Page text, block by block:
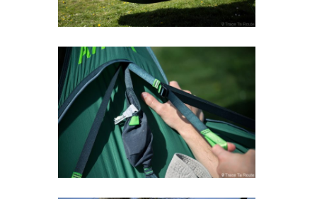
temps libre...). Pour soutenir notre travail,
vous pouvez, dans nos articles, passer par nos
liens affiliéspour vos achats en ligne de
matériel, vos réservations de vol d'avion,
d’hébergements, de visites et activités
touristiques... (voir laliste de nos partenaires
Cela ne vous coûtera rien de plus
et, nous, ça
nous aidera à poursuivre l’aventure Trace Ta
Route avec vous. Vous pouvez aussi
commander un de « nos produits maison » sur
notre boutique. Merci grandement pour le